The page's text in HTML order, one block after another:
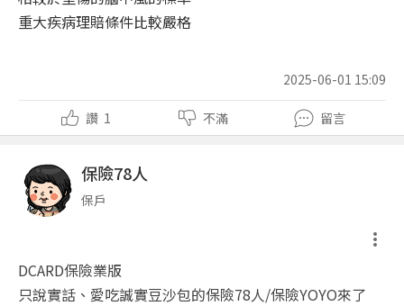
重大疾病理賠條件比較嚴格
2025-06-01 15:09
讚 1 不滿 留言
保險78人
保戶
DCARD保險業版
只說實話、愛吃誠實豆沙包的保險78人/保險YOYO來了